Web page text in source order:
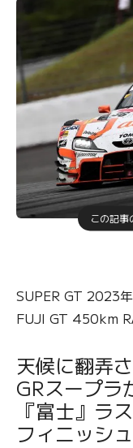
この記事
SUPER GT 2023
FUJI GT 450km
天候に翻弄
GRスープラ
『富士』ラ
フィニッシュ